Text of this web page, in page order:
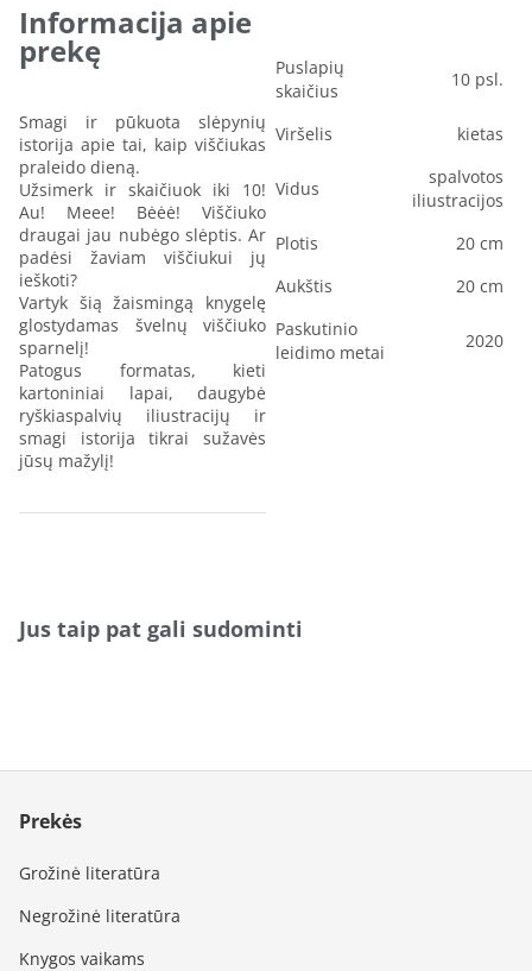
Informacija apie
prekę
Smagi ir pūkuota slėpynių
istorija apie tai, kaip viščiukas
praleido dieną.
Užsimerk ir skaičiuok iki 10!
Au! Meee! Bėėė! Viščiuko
draugai jau nubėgo slėptis. Ar
padėsi žaviam viščiukui jų
ieškoti?
Vartyk šią žaismingą knygelę
glostydamas švelnų viščiuko
sparnelį!
Patogus formatas, kieti
kartoniniai lapai, daugybė
ryškiaspalvių iliustracijų ir
smagi istorija tikrai sužavės
jūsų mažylį!
Puslapių
skaičius
10 psl.
Viršelis kietas
Vidus
spalvotos
iliustracijos
Plotis
20 cm
Aukštis
20 cm
Paskutinio
leidimo metai
2020
Jus taip pat gali sudominti
Prekės
Grožinė literatūra
Negrožinė literatūra
Knygos vaikams